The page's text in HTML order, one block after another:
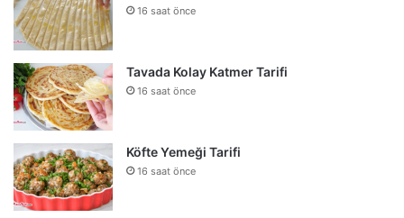
16 saat önce
Tavada Kolay Katmer Tarifi
16 saat önce
Köfte Yemeği Tarifi
16 saat önce